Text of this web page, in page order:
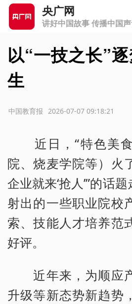
央广网
讲好中国故事 传播中国
以“一技之长”
生
2026-07-07 09:18:21
中国教育报
近日，“特色美食
院、烧麦学院等）火
企业就来‘抢人’”的话
射出的一些职业院校
索、技能人才培养范
好评。
近年来，为顺应
升级等新态势新趋势